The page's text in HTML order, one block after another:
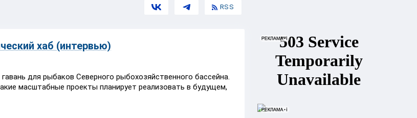
RSS
хаб (интервью)
для рыбаков Северного рыбохозяйственного бассейна.
масштабные проекты планирует реализовать в будущем,